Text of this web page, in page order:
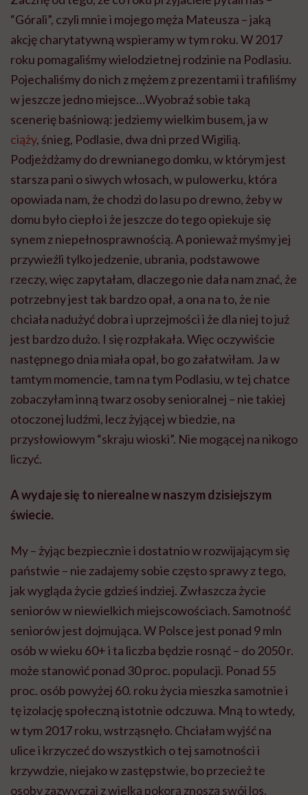
“Górali”, czyli mnie i mojego męża Mateusza – jaką
akcję charytatywną wspieramy w tym roku. W 2017
roku pomagaliśmy wielodzietnej rodzinie na Podlasiu.
Pojechaliśmy do nich z mężem z prezentami i trafiliśmy
w jeszcze jedno miejsce…Wyobraź sobie taką
scenerię baśniową: jedziemy wielkim busem, ja w
ciąży, śnieg, Podlasie, dwa dni przed Wigilią.
Podjeżdżamy do drewnianego domku, w którym jest
starsza pani o siwych włosach, w pulowerku, która
opowiada nam, że chodzi do lasu po drewno, żeby w
domu było ciepło i że jeszcze do tego opiekuje się
synem z niepełnosprawnością. A ponieważ myśmy jej
przywieźli tylko jedzenie, ubrania, podstawowe
rzeczy, więc zapytałam, dlaczego nie dała nam znać, że
potrzebny jest tak bardzo opał, a ona na to, że nie
chciała nadużyć dobra i uprzejmości i że dla niej to już
jest bardzo dużo. I się rozpłakała. Więc oczywiście
następnego dnia miała opał, bo go załatwiłam. Ja w
tamtym momencie, tam na tym Podlasiu, w tej chatce
zobaczyłam inną twarz osoby senioralnej – nie takiej
otoczonej ludźmi, lecz żyjącej w biedzie, na
przysłowiowym “skraju wioski”. Nie mogącej na nikogo
liczyć.
A wydaje się to nierealne w naszym dzisiejszym
świecie.
My – żyjąc bezpiecznie i dostatnio w rozwijającym się
państwie – nie zadajemy sobie często sprawy z tego,
jak wygląda życie gdzieś indziej. Zwłaszcza życie
seniorów w niewielkich miejscowościach. Samotność
seniorów jest dojmująca. W Polsce jest ponad 9 mln
osób w wieku 60+ i ta liczba będzie rosnąć – do 2050 r.
może stanowić ponad 30 proc. populacji. Ponad 55
proc. osób powyżej 60. roku życia mieszka samotnie i
tę izolację społeczną istotnie odczuwa. Mną to wtedy,
w tym 2017 roku, wstrząsnęło. Chciałam wyjść na
ulice i krzyczeć do wszystkich o tej samotności i
krzywdzie, niejako w zastępstwie, bo przecież te
osoby zazwyczaj z wielką pokorą znoszą swój los.